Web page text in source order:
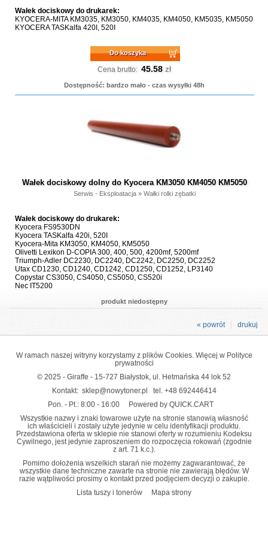
Wałek dociskowy do drukarek:
KYOCERA-MITA KM3035, KM3050, KM4035, KM4050, KM5035, KM5050
KYOCERA TASKalfa 420I, 520I
Do koszyka
Cena brutto: 45.58 zł
Dostępność: bardzo mało - czas wysyłki 48h
Wałek dociskowy dolny do Kyocera KM3050 KM4050 KM5050
Serwis - Eksploatacja» Wałki rolki zębatki
Wałek dociskowy do drukarek:
Kyocera FS9530DN
Kyocera TASKalfa 420i, 520I
Kyocera-Mita KM3050, KM4050, KM5050
Olivetti Lexikon D-COPIA 300, 400, 500, 4200mf, 5200mf
Triumph-Adler DC2230, DC2240, DC2242, DC2250, DC2252
Utax CD1230, CD1240, CD1242, CD1250, CD1252, LP3140
Copystar CS3050, CS4050, CS5050, CS520i
Nec IT5200
produkt niedostępny
drukuj
« powrót
W ramach naszej witryny korzystamy z plików Cookies. Więcej w Polityce
prywatności
© 2025 - Giraffe - 15-727 Białystok, ul. Hetmańska 44 lok 52
Kontakt: sklep@nowytoner.pl tel. +48 692446414
Pon. - Pt.: 8:00 - 16:00
Powered by QUICK.CART
Wszystkie nazwy i znaki towarowe użyte na stronie stanowią własność
ich właścicieli i zostały użyte jedynie w celu identyfikacji produktu.
Przedstawiona oferta w sklepie nie stanowi oferty w rozumieniu Kodeksu
Cywilnego, jest jedynie zaproszeniem do rozpoczęcia rokowań (zgodnie
z art. 71 k.c.).
Pomimo dołożenia wszelkich starań nie możemy zagwarantować, że
wszystkie dane techniczne zawarte na stronie nie zawierają błędów. W
razie wątpliwości prosimy o kontakt przed podjęciem decyzji o zakupie.
Lista tuszy i tonerów
Mapa strony